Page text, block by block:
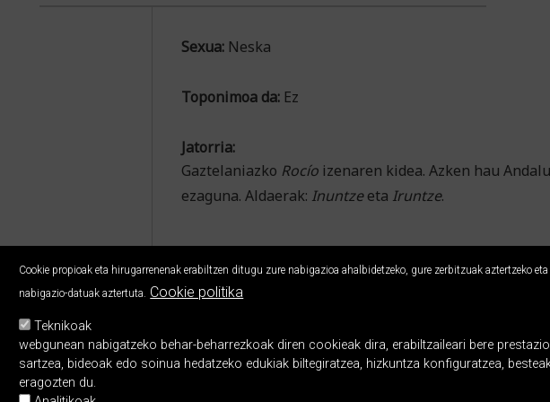
Sexua: Neska
Toponimoa da: Ez
Jatorria:
Gaztelaniazko Rocío izenaren kidea. Azken hau
ezaguna. Aldaerak: Inuntzeeta Iruntze.
Cookie propioak eta hirugarrenenak erabiltzen ditugu zure nabigazioa ahalbidetzeko, gure zerbitzuak aztertzeko
nabigazio-datuak aztertuta.
Cookie politika
Teknikoak
webgunean nabigatzeko behar-beharrezkoak diren cookieak dira, erabiltzaileari bere
sartzea, bideoak edo soinua hedatzeko edukiak biltegiratzea, hizkuntza konfiguratzea,
eragozten du.